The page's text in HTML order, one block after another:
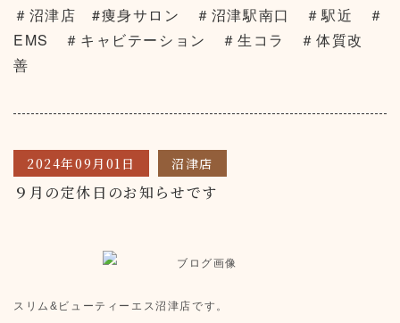
＃沼津店 #痩身サロン ＃沼津駅南口 ＃駅近 ＃
EMS ＃キャビテーション ＃生コラ ＃体質改
善
2024年09月01日 沼津店
９月の定休日のお知らせです
スリム&ビューティーエス沼津店です。